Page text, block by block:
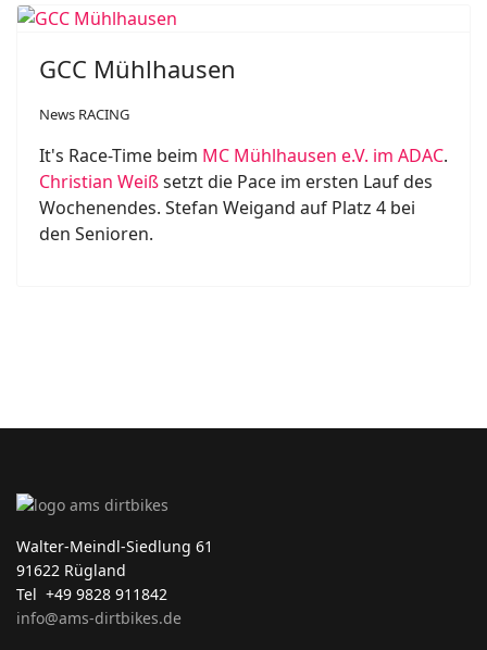
GCC Mühlhausen
News RACING
It's Race-Time beim MC Mühlhausen e.V. im ADAC.
Christian Weißsetzt die Pace im ersten Lauf des
Wochenendes. Stefan Weigand auf Platz 4 bei
den Senioren.
Walter-Meindl-Siedlung 61
91622 Rügland
Tel +49 9828 911842
info@ams-dirtbikes.de